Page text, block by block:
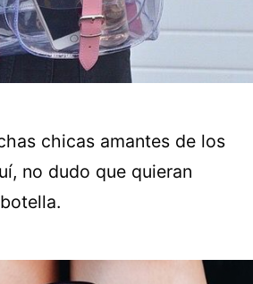
chicas amantes de los
no dudo que quieran